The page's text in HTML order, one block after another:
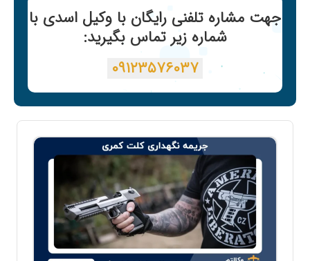
جهت مشاره تلفنی رایگان با وکیل اسدی با
شماره زیر تماس بگیرید:
۰۹۱۲۳۵۷۶۰۳۷